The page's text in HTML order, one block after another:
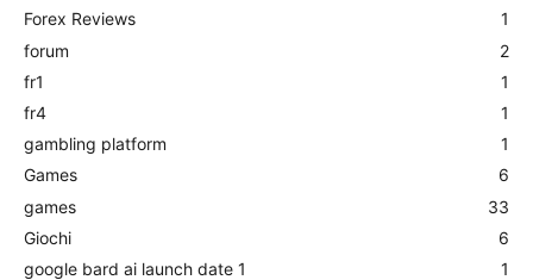
Forex Reviews
1
forum
2
fr1
1
fr4
1
gambling platform
1
Games
6
games
33
Giochi
6
google bard ai launch date 1
1